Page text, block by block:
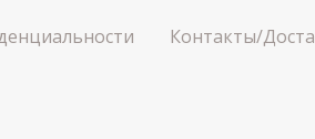
Контакты/